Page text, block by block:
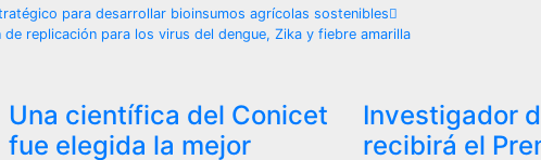
para desarrollar bioinsumos agrícolas sostenibles
replicación para los virus del dengue, Zika y fiebre amarilla
Una científica del Conicet
fue elegida la mejor
Investigador
recibirá el